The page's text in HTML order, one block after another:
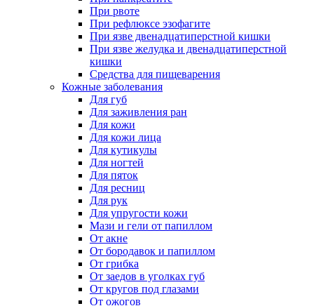
При рвоте
При рефлюксе эзофагите
При язве двенадцатиперстной кишки
При язве желудка и двенадцатиперстной
кишки
Средства для пищеварения
Кожные заболевания
Для губ
Для заживления ран
Для кожи
Для кожи лица
Для кутикулы
Для ногтей
Для пяток
Для ресниц
Для рук
Для упругости кожи
Мази и гели от папиллом
От акне
От бородавок и папиллом
От грибка
От заедов в уголках губ
От кругов под глазами
От ожогов